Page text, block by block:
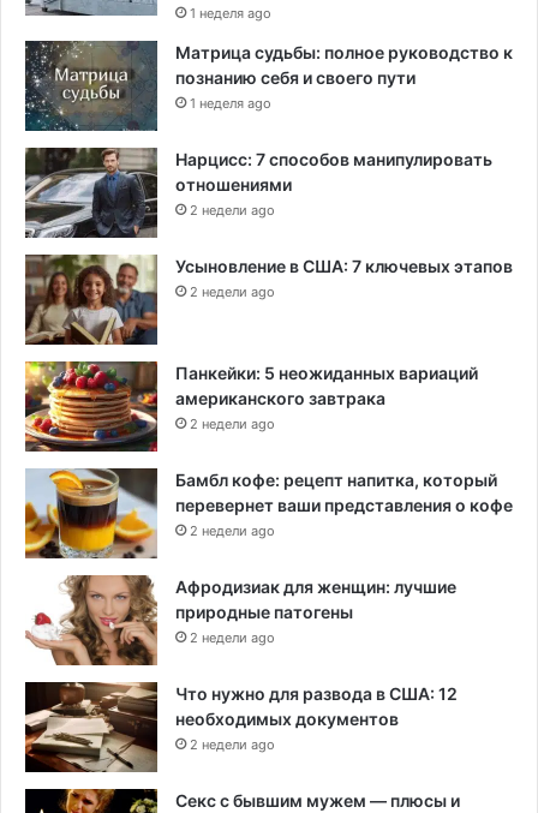
1 неделя ago
Матрица судьбы: полное руководство к
познанию себя и своего пути
1 неделя ago
Нарцисс: 7 способов манипулировать
отношениями
2 недели ago
Усыновление в США: 7 ключевых этапов
2 недели ago
Панкейки: 5 неожиданных вариаций
американского завтрака
2 недели ago
Бамбл кофе: рецепт напитка, который
перевернет ваши представления о кофе
2 недели ago
Афродизиак для женщин: лучшие
природные патогены
2 недели ago
Что нужно для развода в США: 12
необходимых документов
2 недели ago
Секс с бывшим мужем — плюсы и